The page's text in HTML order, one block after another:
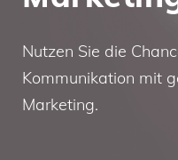
Nutzen Sie die
Kommunikation mit
Marketing.